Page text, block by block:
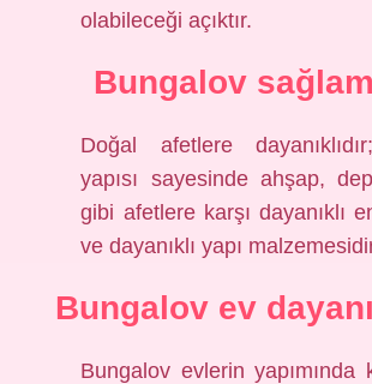
olabileceği açıktır.
Bungalov
Doğal afetlere
yapısı sayesinde ahşap,
gibi afetlere karşı dayanıklı
ve dayanıklı yapı
Bungalov ev
Bungalov evlerin yapımında